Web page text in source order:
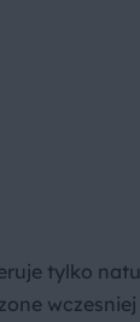
tylko